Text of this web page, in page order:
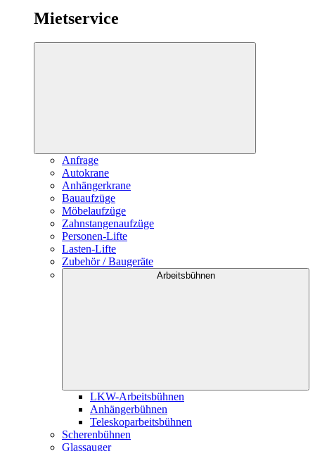
Mietservice
Anfrage
Autokrane
Anhängerkrane
Bauaufzüge
Möbelaufzüge
Zahnstangenaufzüge
Personen-Lifte
Lasten-Lifte
Zubehör / Baugeräte
Arbeitsbühnen
LKW-Arbeitsbühnen
Anhängerbühnen
Teleskoparbeitsbühnen
Scherenbühnen
Glassauger